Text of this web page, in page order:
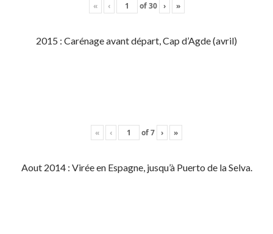
« ‹ of30 › »
2015 : Carénage avant départ, Cap d’Agde (avril)
« ‹ of7 › »
Aout 2014 : Virée en Espagne, jusqu’à Puerto de la Selva.